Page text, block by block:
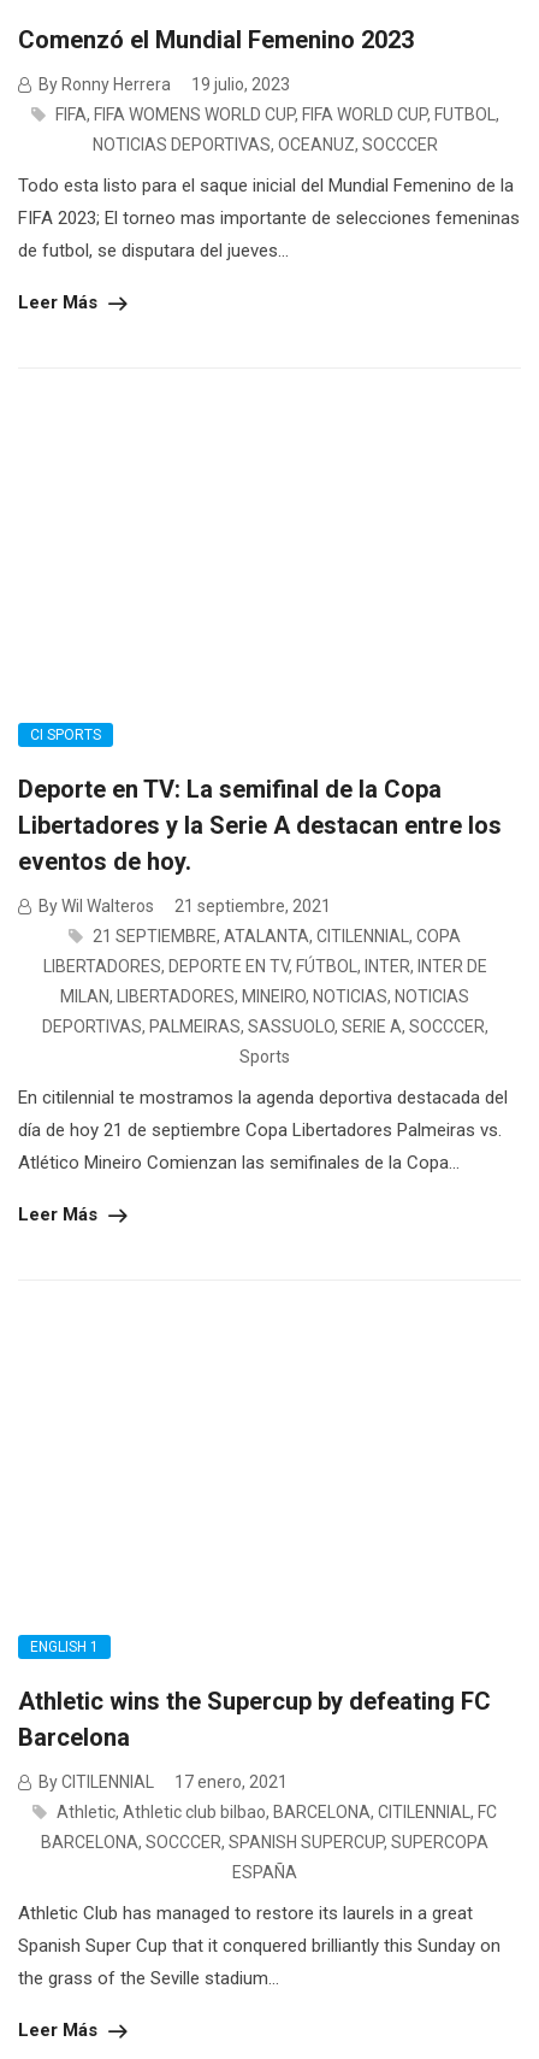
Comenzó el Mundial Femenino 2023
By Ronny Herrera
19 julio, 2023
FIFA, FIFA WOMENS WORLD CUP, FIFA WORLD CUP, FUTBOL ,
NOTICIAS DEPORTIVAS, OCEANUZ, SOCCCER
Todo esta listo para el saque inicial del Mundial Femenino de la
FIFA 2023; El torneo mas importante de selecciones femeninas
de futbol, se disputara del jueves...
Leer Más
CI SPORTS
Deporte en TV: La semifinal de la Copa
Libertadores y la Serie A destacan entre los
eventos de hoy.
By Wil Walteros
21 septiembre, 2021
21 SEPTIEMBRE, ATALANTA, CITILENNIAL , COPA
LIBERTADORES, DEPORTE EN TV, FÚTBOL , INTER, INTER DE
MILAN, LIBERTADORES, MINEIRO, NOTICIAS, NOTICIAS
DEPORTIVAS, PALMEIRAS, SASSUOLO, SERIE A, SOCCCER,
Sports
En citilennial te mostramos la agenda deportiva destacada del
día de hoy 21 de septiembre Copa Libertadores Palmeiras vs.
Atlético Mineiro Comienzan las semifinales de la Copa...
Leer Más
ENGLISH 1
Athletic wins the Supercup by defeating FC
Barcelona
By CITILENNIAL
17 enero, 2021
Athletic, Athletic club bilbao, BARCELONA, CITILENNIAL , FC
BARCELONA, SOCCCER, SPANISH SUPERCUP, SUPERCOPA
ESPAÑA
Athletic Club has managed to restore its laurels in a great
Spanish Super Cup that it conquered brilliantly this Sunday on
the grass of the Seville stadium...
Leer Más